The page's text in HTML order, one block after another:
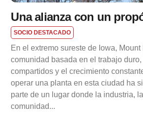
Una alianza con un
SOCIO DESTACADO
En el extremo sureste de Iowa,
comunidad basada en el trabajo
compartidos y el crecimiento
operar una planta en esta ciudad ha
parte de un lugar donde la industria,
comunidad...